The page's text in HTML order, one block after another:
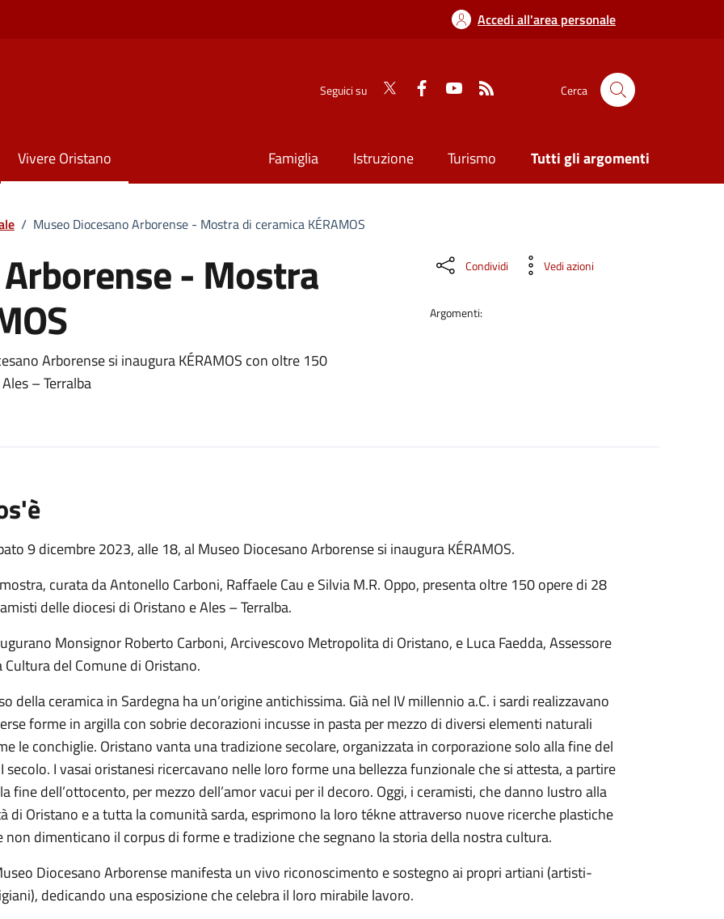
Accedi all'area personale
Seguici su Cerca
Vivere Oristano Famiglia Istruzione Turismo Tutti gli argomenti
/ Museo Diocesano Arborense - Mostra di ceramica KÉRAMOS
- Mostra
Arborense si inaugura KÉRAMOS con oltre 150
– Terralba
Condividi Vedi azioni
Argomenti:
9 dicembre 2023, alle 18, al Museo Diocesano Arborense si inaugura KÉRAMOS.
curata da Antonello Carboni, Raffaele Cau e Silvia M.R. Oppo, presenta oltre 150 opere di 28
delle diocesi di Oristano e Ales – Terralba.
Monsignor Roberto Carboni, Arcivescovo Metropolita di Oristano, e Luca Faedda, Assessore
Cultura del Comune di Oristano.
della ceramica in Sardegna ha un’origine antichissima. Già nel IV millennio a.C. i sardi realizzavano
forme in argilla con sobrie decorazioni incusse in pasta per mezzo di diversi elementi naturali
le conchiglie. Oristano vanta una tradizione secolare, organizzata in corporazione solo alla fine del
secolo. I vasai oristanesi ricercavano nelle loro forme una bellezza funzionale che si attesta, a partire
fine dell’ottocento, per mezzo dell’amor vacui per il decoro. Oggi, i ceramisti, che danno lustro alla
di Oristano e a tutta la comunità sarda, esprimono la loro tékne attraverso nuove ricerche plastiche
non dimenticano il corpus di forme e tradizione che segnano la storia della nostra cultura.
Diocesano Arborense manifesta un vivo riconoscimento e sostegno ai propri artiani (artisti-
dedicando una esposizione che celebra il loro mirabile lavoro.